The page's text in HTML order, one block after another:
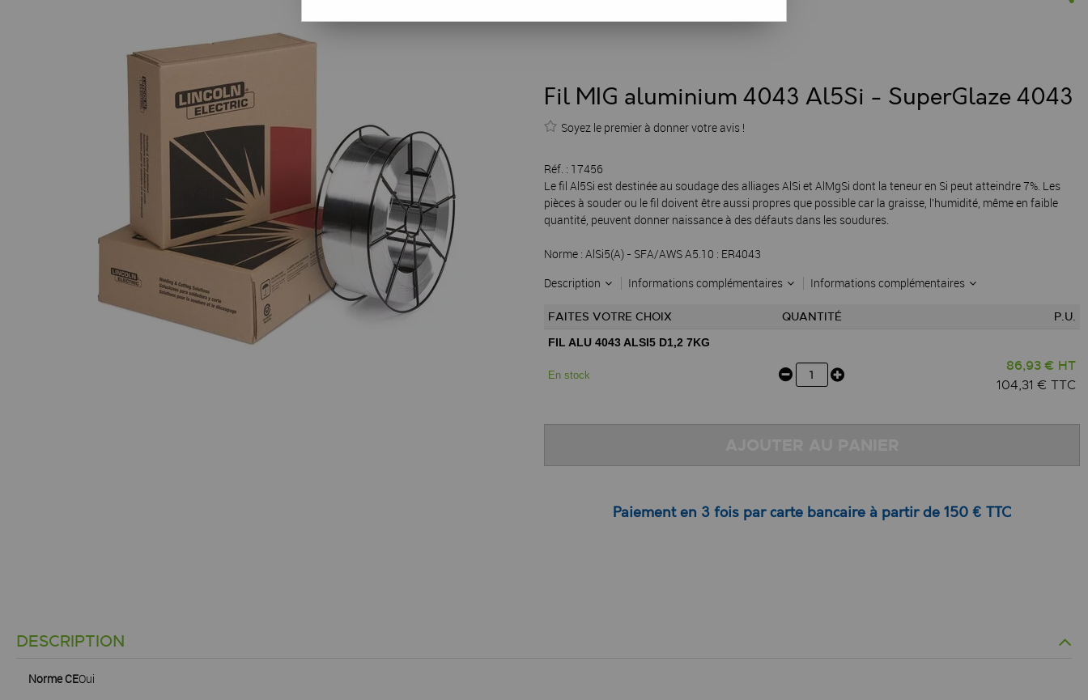
Fil MIG aluminium 4043 Al5Si - SuperGlaze 4043
Soyez le premier à donner votre avis !
Réf. : 17456
Le fil Al5Si est destinée au soudage des alliages AlSi et AlMgSi dont la teneur en Si peut atteindre 7%. Les
pièces à souder ou le fil doivent être aussi propres que possible car la graisse, l'humidité, même en faible
quantité, peuvent donner naissance à des défauts dans les soudures.
Norme : AlSi5(A) - SFA/AWS A5.10 : ER4043
Description
Informations complémentaires Informations complémentaires
FAITES VOTRE CHOIX QUANTITÉ P.U.
FIL ALU 4043 ALSI5 D1,2 7KG
En stock
86,93 € HT
104,31 € TTC
Paiement en 3 fois par carte bancaire à partir de 150 € TTC
DESCRIPTION
Norme CEOui